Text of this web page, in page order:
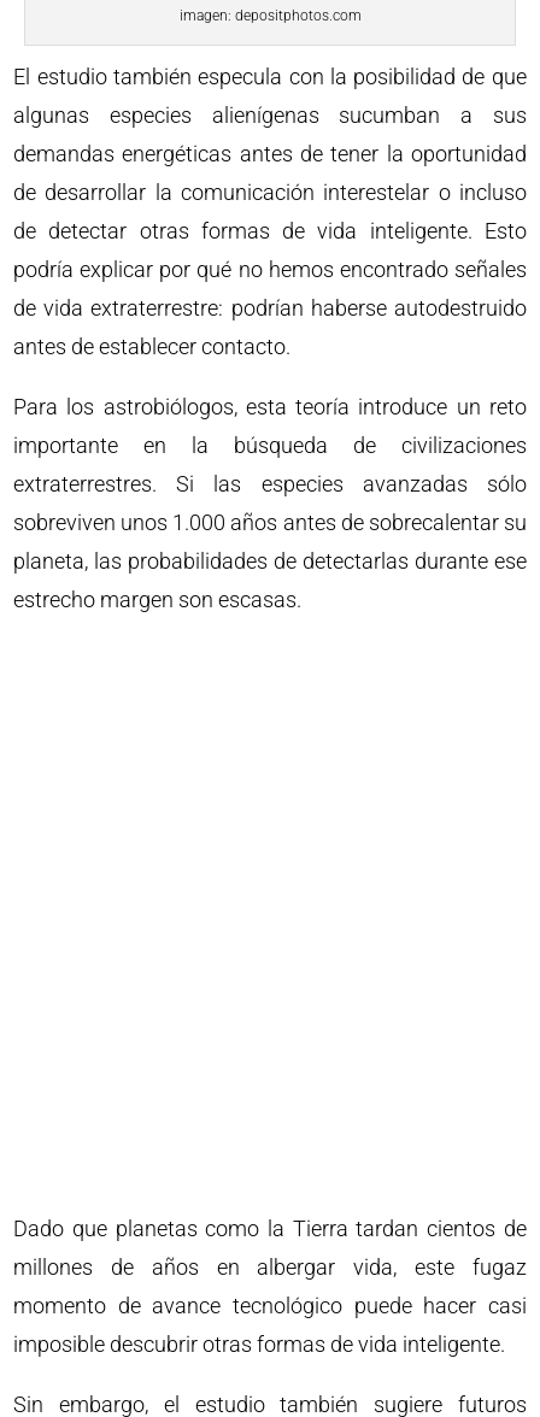
imagen: depositphotos.com
El estudio también especula con la posibilidad de que
algunas especies alienígenas sucumban a sus
demandas energéticas antes de tener la oportunidad
de desarrollar la comunicación interestelar o incluso
de detectar otras formas de vida inteligente. Esto
podría explicar por qué no hemos encontrado señales
de vida extraterrestre: podrían haberse autodestruido
antes de establecer contacto.
Para los astrobiólogos, esta teoría introduce un reto
importante en la búsqueda de civilizaciones
extraterrestres. Si las especies avanzadas sólo
sobreviven unos 1.000 años antes de sobrecalentar su
planeta, las probabilidades de detectarlas durante ese
estrecho margen son escasas.
Dado que planetas como la Tierra tardan cientos de
millones de años en albergar vida, este fugaz
momento de avance tecnológico puede hacer casi
imposible descubrir otras formas de vida inteligente.
Sin embargo, el estudio también sugiere futuros